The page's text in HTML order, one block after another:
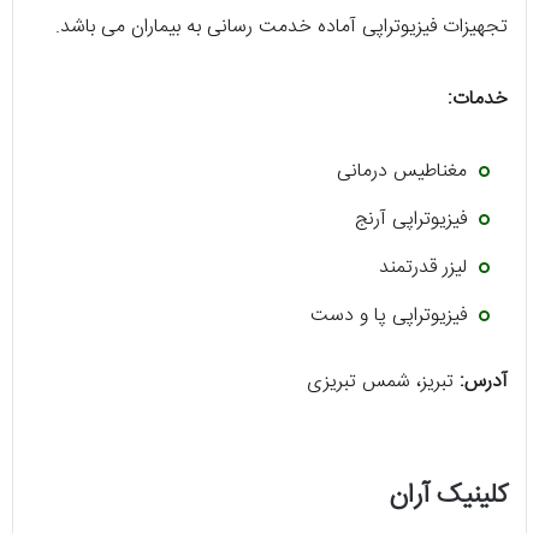
تجهیزات فیزیوتراپی آماده خدمت رسانی به بیماران می باشد.
خدمات:
مغناطیس درمانی
فیزیوتراپی آرنج
لیزر قدرتمند
فیزیوتراپی پا و دست
آدرس: تبریز، شمس تبریزی
کلینیک آران